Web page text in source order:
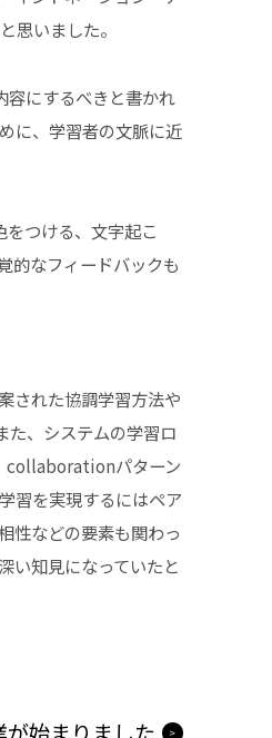
思いました。
容にするべきと書かれ
に、学習者の文脈に近
つける、文字起こ
的なフィードバックも
された協調学習方法や
た、システムの学習ロ
collaborationパターン
習を実現するにはペア
性などの要素も関わっ
い知見になっていたと